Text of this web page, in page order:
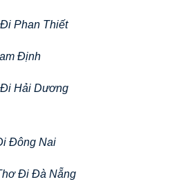
Phan Thiết
Định
Hải Dương
Đông Nai
Đi Đà Nẵng